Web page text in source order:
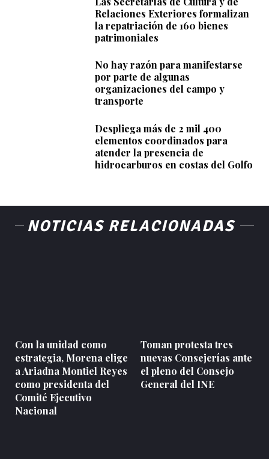
Relaciones Exteriores formalizan
la repatriación de 160 bienes
patrimoniales
No hay razón para manifestarse
por parte de algunas
organizaciones del campo y
transporte
Despliega más de 2 mil 400
elementos coordinados para
atender la presencia de
hidrocarburos en costas del Golfo
NOTICIAS RELACIONADAS
Con la unidad como
estrategia, Morena elige
a Ariadna Montiel Reyes
como presidenta del
Comité Ejecutivo
Nacional
Toman protesta tres
nuevas Consejerías ante
el pleno del Consejo
General del INE